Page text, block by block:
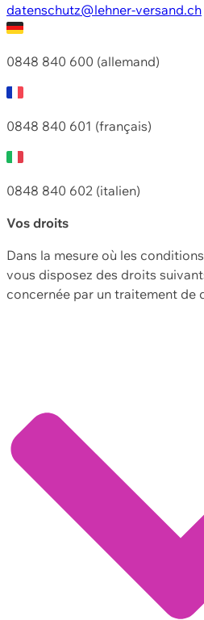
datenschutz@lehner-versand.ch
0848 840 600 (allemand)
0848 840 601 (français)
0848 840 602 (italien)
Vos droits
Dans la mesure où les
vous disposez des droits
concernée par un traitement de